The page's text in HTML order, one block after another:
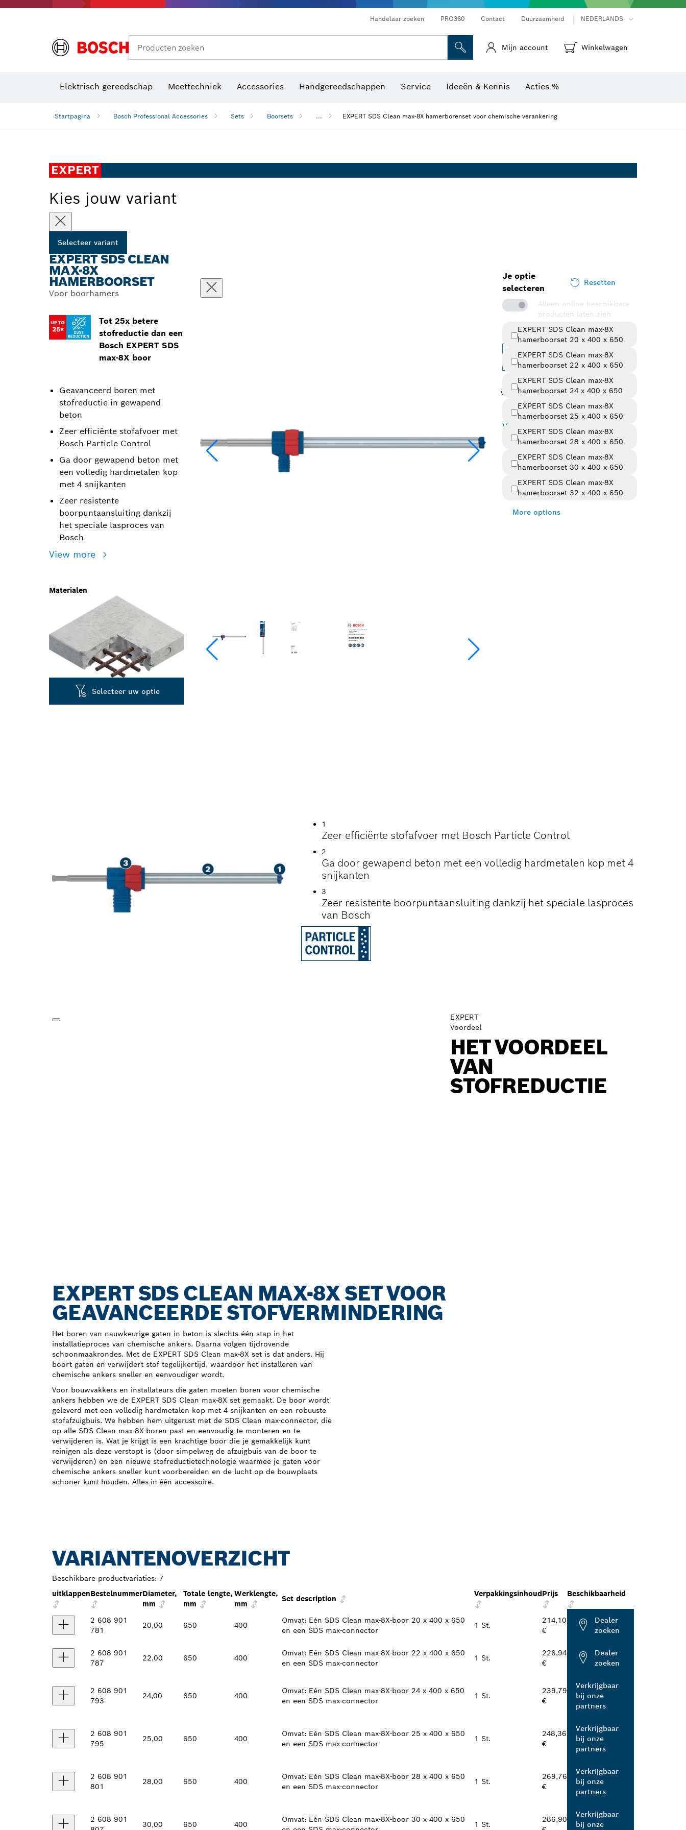
Handelaar zoeken PRO360 Contact Duurzaamheid NEDERLANDS
Producten zoeken Mijn account Winkelwagen
Elektrisch gereedschap Meettechniek Accessories Handgereedschappen Service Ideeën & Kennis Acties %
Startpagina Bosch Professional Accessories Sets Boorsets ... EXPERT SDS Clean max-8X hamerborenset voor chemische verankering
EXPERT
Kies jouw variant
Selecteer variant
EXPERT SDS CLEAN
MAX-8X
HAMERBOORSET
Voor boorhamers
Tot 25x betere
stofreductie dan een
Bosch EXPERT SDS
max-8X boor
Geavanceerd boren met
stofreductie in gewapend
beton
Zeer efficiënte stofafvoer met
Bosch Particle Control
Ga door gewapend beton met
een volledig hardmetalen kop
met 4 snijkanten
Zeer resistente
boorpuntaansluiting dankzij
het speciale lasproces van
Bosch
View more
Materialen
Selecteer uw optie
Je optie
selecteren
Resetten
Alleen online beschikbare
producten laten zien
EXPERT SDS Clean max-8X
hamerboorset 20 x 400 x 650
EXPERT SDS Clean max-8X
hamerboorset 22 x 400 x 650
EXPERT SDS Clean max-8X
hamerboorset 24 x 400 x 650
EXPERT SDS Clean max-8X
hamerboorset 25 x 400 x 650
EXPERT SDS Clean max-8X
hamerboorset 28 x 400 x 650
EXPERT SDS Clean max-8X
hamerboorset 30 x 400 x 650
EXPERT SDS Clean max-8X
hamerboorset 32 x 400 x 650
More options
Geselecteerde variant
Variant wijzigen
vanaf214,10 €incl.
btw.
176,95 €
excl. btw.
Bekijk prijsgeschiedenis
Variantenoverzicht
1
Zeer efficiënte stofafvoer met Bosch Particle Control
2
Ga door gewapend beton met een volledig hardmetalen kop met 4
snijkanten
3
Zeer resistente boorpuntaansluiting dankzij het speciale lasproces
van Bosch
EXPERT
Voordeel
HET VOORDEEL
VAN
STOFREDUCTIE
EXPERT SDS CLEAN MAX-8X SET VOOR
GEAVANCEERDE STOFVERMINDERING
Het boren van nauwkeurige gaten in beton is slechts één stap in het
installatieproces van chemische ankers. Daarna volgen tijdrovende
schoonmaakrondes. Met de EXPERT SDS Clean max-8X set is dat anders. Hij
boort gaten en verwijdert stof tegelijkertijd, waardoor het installeren van
chemische ankers sneller en eenvoudiger wordt.
Voor bouwvakkers en installateurs die gaten moeten boren voor chemische
ankers hebben we de EXPERT SDS Clean max-8X set gemaakt. De boor wordt
geleverd met een volledig hardmetalen kop met 4 snijkanten en een robuuste
stofafzuigbuis. We hebben hem uitgerust met de SDS Clean max-connector, die
op alle SDS Clean max-8X-boren past en eenvoudig te monteren en te
verwijderen is. Wat je krijgt is een krachtige boor die je gemakkelijk kunt
reinigen als deze verstopt is (door simpelweg de afzuigbuis van de boor te
verwijderen) en een nieuwe stofreductietechnologie waarmee je gaten voor
chemische ankers sneller kunt voorbereiden en de lucht op de bouwplaats
schoner kunt houden. Alles-in-één accessoire.
VARIANTENOVERZICHT
Beschikbare productvariaties: 7
uitklappenBestelnummerDiameter,
mm
Totale lengte,
mm
Werklengte,
mm
Set description
VerpakkingsinhoudPrijs Beschikbaarheid
2 608 901
781
20,00 650 400
Omvat: Eén SDS Clean max-8X-boor 20 x 400 x 650
en een SDS max-connector
1 St.
214,10
€
Dealer
zoeken
2 608 901
787
22,00 650 400
Omvat: Eén SDS Clean max-8X-boor 22 x 400 x 650
en een SDS max-connector
1 St.
226,94
€
Dealer
zoeken
2 608 901
793
24,00 650 400
Omvat: Eén SDS Clean max-8X-boor 24 x 400 x 650
en een SDS max-connector
1 St.
239,79
€
Verkrijgbaar
bij onze
partners
2 608 901
795
25,00 650 400
Omvat: Eén SDS Clean max-8X-boor 25 x 400 x 650
en een SDS max-connector
1 St.
248,36
€
Verkrijgbaar
bij onze
partners
2 608 901
801
28,00 650 400
Omvat: Eén SDS Clean max-8X-boor 28 x 400 x 650
en een SDS max-connector
1 St.
269,76
€
Verkrijgbaar
bij onze
partners
2 608 901
30,00 650 400
Omvat: Eén SDS Clean max-8X-boor 30 x 400 x 650
1 St.
286,90
Verkrijgbaar
bij onze